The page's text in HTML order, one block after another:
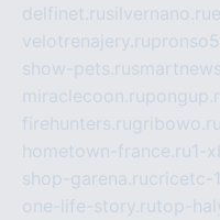
delfinet.rusilvernano.ru
velotrenajery.ru
show-pets.ru
miraclecoon.ru
firehunters.rugribowo.ru
hometown-france.ru1-
shop-garena.rucricetc-
one-life-story.rutop-